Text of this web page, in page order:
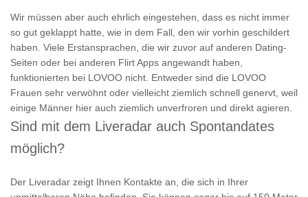
Wir müssen aber auch ehrlich eingestehen, dass es nicht immer
so gut geklappt hatte, wie in dem Fall, den wir vorhin geschildert
haben. Viele Erstansprachen, die wir zuvor auf anderen Dating-
Seiten oder bei anderen Flirt Apps angewandt haben,
funktionierten bei LOVOO nicht. Entweder sind die LOVOO
Frauen sehr verwöhnt oder vielleicht ziemlich schnell genervt, weil
einige Männer hier auch ziemlich unverfroren und direkt agieren.
Sind mit dem Liveradar auch Spontandates
möglich?
Der Liveradar zeigt Ihnen Kontakte an, die sich in Ihrer